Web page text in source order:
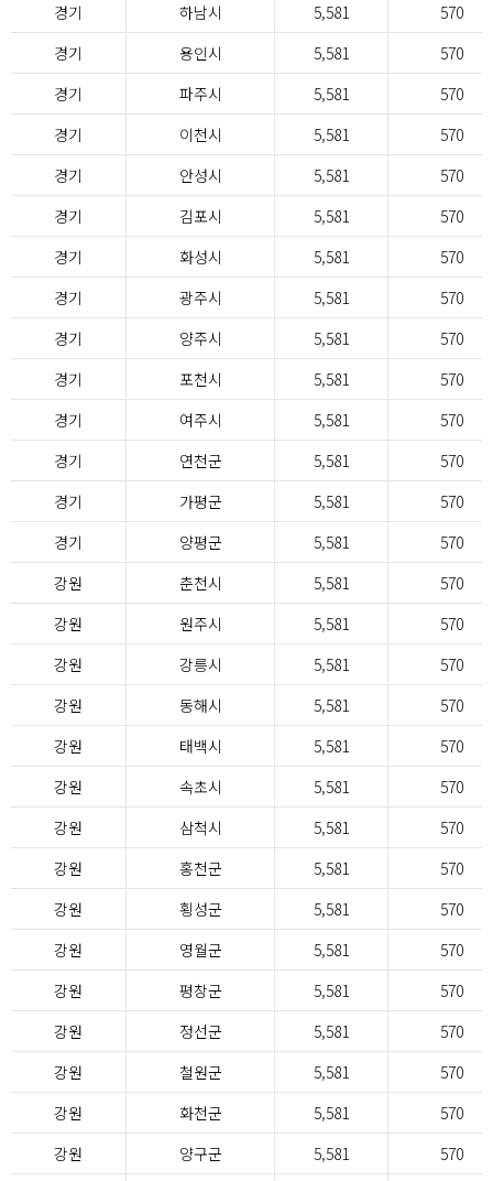
경기
하남시 5,581
570
경기
용인시 5,581
570
경기
파주시 5,581
570
경기
이천시 5,581
570
경기
안성시 5,581
570
경기
김포시 5,581
570
경기
화성시 5,581
570
경기
광주시 5,581
570
경기
양주시 5,581
570
경기
포천시 5,581
570
경기
여주시 5,581
570
경기
연천군 5,581
570
경기
가평군 5,581
570
경기
양평군 5,581
570
강원
춘천시 5,581
570
강원
원주시 5,581
570
강원
강릉시 5,581
570
강원
동해시 5,581
570
강원
태백시 5,581
570
강원
속초시 5,581
570
강원
삼척시 5,581
570
강원
홍천군 5,581
570
강원
횡성군 5,581
570
강원
영월군 5,581
570
강원
평창군 5,581
570
강원
정선군 5,581
570
강원
철원군 5,581
570
강원
화천군 5,581
570
강원
양구군 5,581
570